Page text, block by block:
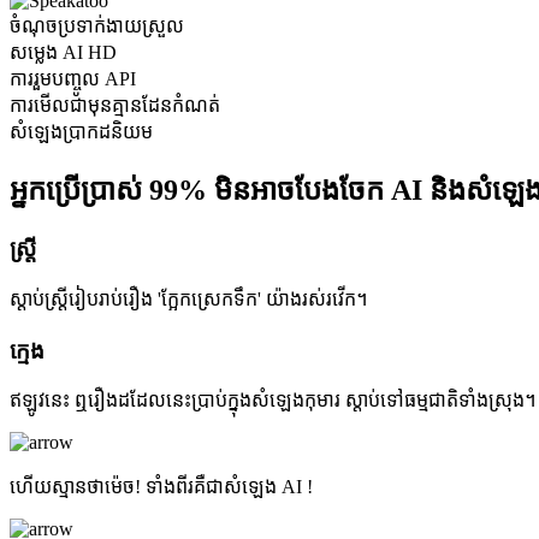
ចំណុចប្រទាក់ងាយស្រួល
សម្លេង AI HD
ការរួមបញ្ចូល API
ការមើលជាមុនគ្មានដែនកំណត់
សំឡេងប្រាកដនិយម
អ្នកប្រើប្រាស់ 99% មិនអាចបែងចែក AI និងសំឡ
ស្ត្រី
ស្តាប់ស្ត្រីរៀបរាប់រឿង 'ក្អែកស្រេកទឹក' យ៉ាងរស់រវើក។
ក្មេង
ឥឡូវនេះ ឮរឿងដដែលនេះប្រាប់ក្នុងសំឡេងកុមារ ស្តាប់ទៅធម្មជាតិទាំងស្រុង។
ហើយស្មានថាម៉េច! ទាំង​ពីរ​គឺ​ជា​សំឡេង AI !